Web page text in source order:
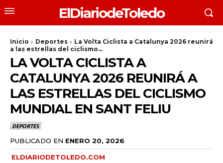
ElDiariodeToledo
Inicio Deportes
La Volta Ciclista a Catalunya 2026 reunirá
a las estrellas del ciclismo...
LA VOLTA CICLISTA A
CATALUNYA 2026 REUNIRÁ A
LAS ESTRELLAS DEL CICLISMO
MUNDIAL EN SANT FELIU
DEPORTES
PUBLICADO EN ENERO 20, 2026
ELDIARIODETOLEDO.COM